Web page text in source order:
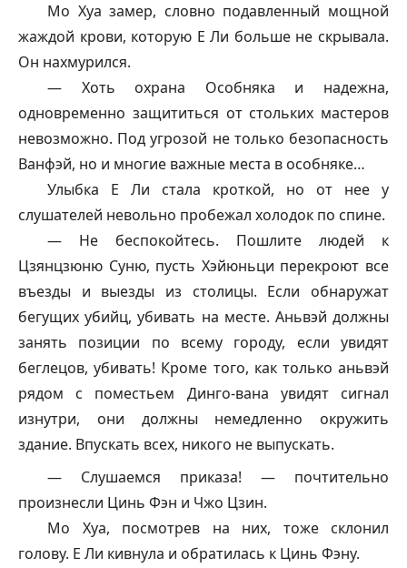
Мо Хуа замер, словно подавленный мощной
жаждой крови, которую Е Ли больше не скрывала.
Он нахмурился.
— Хоть охрана Особняка и надежна,
одновременно защититься от стольких мастеров
невозможно. Под угрозой не только безопасность
Ванфэй, но и многие важные места в особняке…
Улыбка Е Ли стала кроткой, но от нее у
слушателей невольно пробежал холодок по спине.
— Не беспокойтесь. Пошлите людей к
Цзянцзюню Суню, пусть Хэйюньци перекроют все
въезды и выезды из столицы. Если обнаружат
бегущих убийц, убивать на месте. Аньвэй должны
занять позиции по всему городу, если увидят
беглецов, убивать! Кроме того, как только аньвэй
рядом с поместьем Динго-вана увидят сигнал
изнутри, они должны немедленно окружить
здание. Впускать всех, никого не выпускать.
— Слушаемся приказа! — почтительно
произнесли Цинь Фэн и Чжо Цзин.
Мо Хуа, посмотрев на них, тоже склонил
голову. Е Ли кивнула и обратилась к Цинь Фэну.